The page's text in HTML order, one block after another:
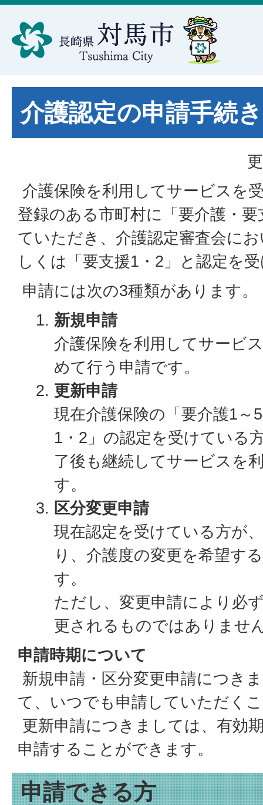
介護認定の申請手続き
介護保険を利用してサービスを
登録のある市町村に「要介護・
ていただき、介護認定審査会に
しくは「要支援1・2」と認定を
申請には次の3種類があります。
新規申請
介護保険を利用してサービ
めて行う申請です。
更新申請
現在介護保険の「要介護1～
1・2」の認定を受けている
了後も継続してサービスを
す。
区分変更申請
現在認定を受けている方が
り、介護度の変更を希望す
す。
ただし、変更申請により必
更されるものではありませ
申請時期について
新規申請・区分変更申請につき
て、いつでも申請していただく
更新申請につきましては、有効
申請することができます。
申請できる方